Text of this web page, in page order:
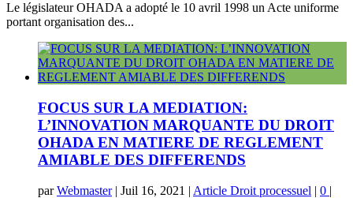
Le législateur OHADA a adopté le 10 avril 1998 un Acte uniforme
portant organisation des...
FOCUS SUR LA MEDIATION:
L’INNOVATION MARQUANTE DU DROIT
OHADA EN MATIERE DE REGLEMENT
AMIABLE DES DIFFERENDS
parWebmaster| Juil 16, 2021 | Article Droit processuel | 0 |